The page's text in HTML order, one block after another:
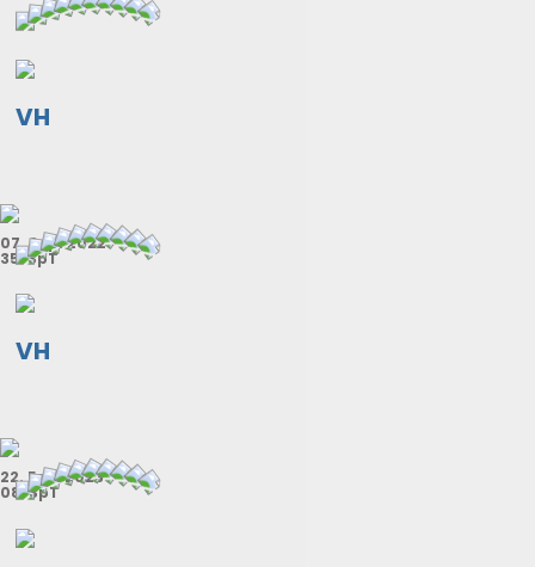
VH
07. Sep. 2022
35. SpT
VH
22. Feb. 2023
08. SpT